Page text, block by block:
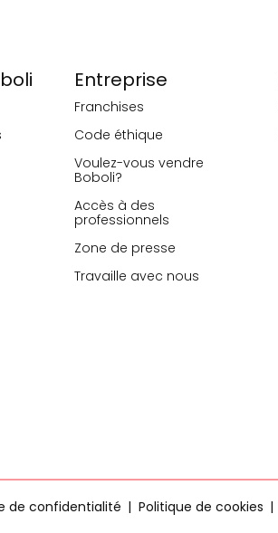
Entreprise
Franchises
Code éthique
Voulez-vous vendre
Boboli?
Accès à des
professionnels
Zone de presse
Travaille avec nous
de confidentialité Politique de cookies